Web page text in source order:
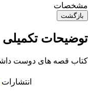
مشخصات
بازگشت
توضیحات تکمیلی
کتاب قصه های دوست داشتنی 6 شاید
انتشارات